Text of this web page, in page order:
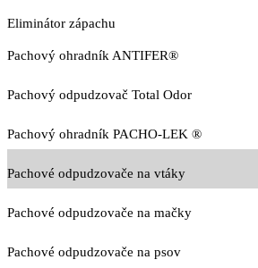
Eliminátor zápachu
Pachový ohradník ANTIFER®
Pachový odpudzovač Total Odor
Pachový ohradník PACHO-LEK ®
Pachové odpudzovače na vtáky
Pachové odpudzovače na mačky
Pachové odpudzovače na psov